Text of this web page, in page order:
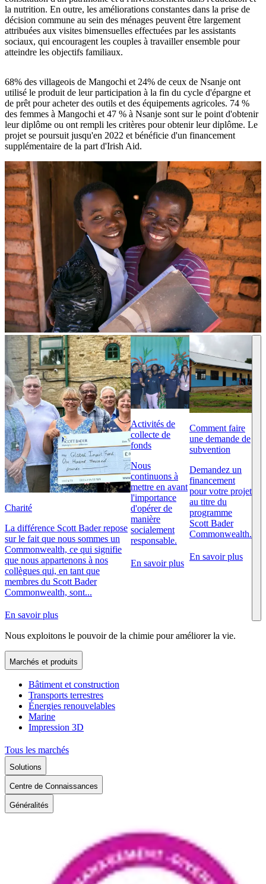
la nutrition. En outre, les améliorations constantes dans la prise de
décision commune au sein des ménages peuvent être largement
attribuées aux visites bimensuelles effectuées par les assistants
sociaux, qui encouragent les couples à travailler ensemble pour
atteindre les objectifs familiaux.
68% des villageois de Mangochi et 24% de ceux de Nsanje ont
utilisé le produit de leur participation à la fin du cycle d'épargne et
de prêt pour acheter des outils et des équipements agricoles. 74 %
des femmes à Mangochi et 47 % à Nsanje sont sur le point d'obtenir
leur diplôme ou ont rempli les critères pour obtenir leur diplôme. Le
projet se poursuit jusqu'en 2022 et bénéficie d'un financement
supplémentaire de la part d'Irish Aid.
Charité
La différence Scott Bader repose
sur le fait que nous sommes un
Commonwealth, ce qui signifie
que nous appartenons à nos
collègues qui, en tant que
membres du Scott Bader
Commonwealth, sont...
En savoir plus
Activités de
collecte de
fonds
Nous
continuons à
mettre en avant
l'importance
d'opérer de
manière
socialement
responsable.
En savoir plus
Comment faire
une demande de
subvention
Demandez un
financement
pour votre projet
au titre du
programme
Scott Bader
Commonwealth.
En savoir plus
Nous exploitons le pouvoir de la chimie pour améliorer la vie.
Marchés et produits
Bâtiment et construction
Transports terrestres
Énergies renouvelables
Marine
Impression 3D
Tous les marchés
Solutions
Centre de Connaissances
Généralités